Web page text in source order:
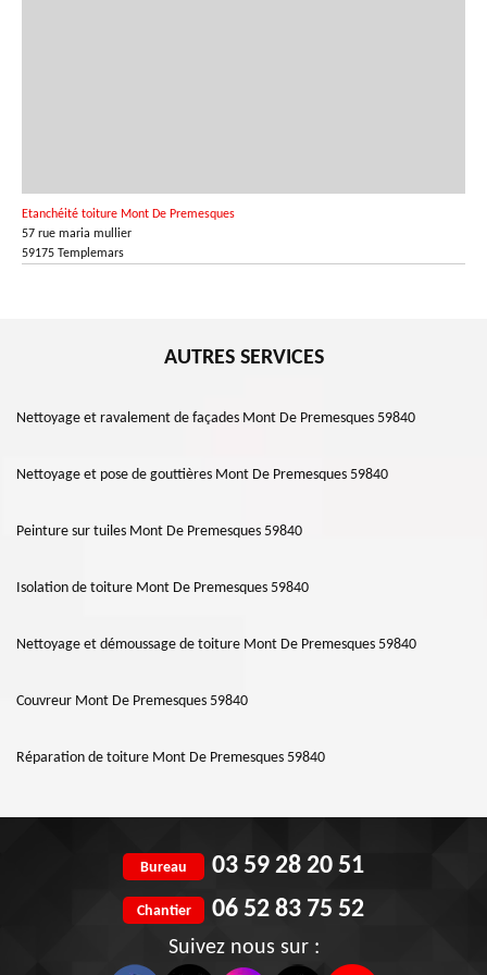
Etanchéité toiture Mont De Premesques
57 rue maria mullier
59175 Templemars
AUTRES SERVICES
Nettoyage et ravalement de façades Mont De Premesques 59840
Nettoyage et pose de gouttières Mont De Premesques 59840
Peinture sur tuiles Mont De Premesques 59840
Isolation de toiture Mont De Premesques 59840
Nettoyage et démoussage de toiture Mont De Premesques 59840
Couvreur Mont De Premesques 59840
Réparation de toiture Mont De Premesques 59840
Bureau 03 59 28 20 51
Chantier 06 52 83 75 52
Suivez nous sur :